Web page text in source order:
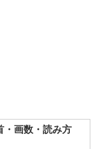
・画数・読み方